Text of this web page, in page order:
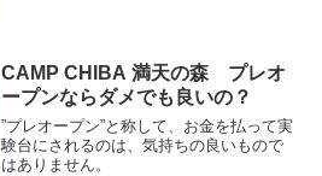
CAMP CHIBA 満天の森 プレオ
ープンならダメでも良いの？
”プレオープン”と称して、お金を払って実
験台にされるのは、気持ちの良いもので
はありません。